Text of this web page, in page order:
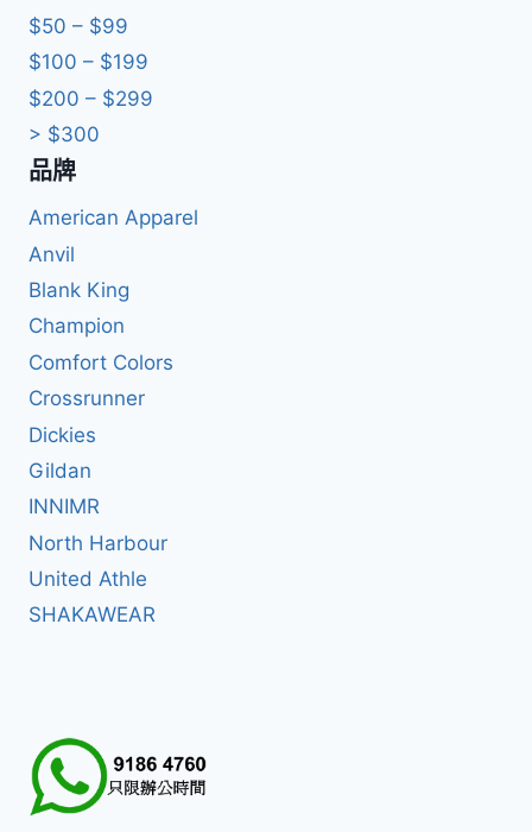
$50 – $99
$100 – $199
$200 – $299
> $300
品牌
American Apparel
Anvil
Blank King
Champion
Comfort Colors
Crossrunner
Dickies
Gildan
INNIMR
North Harbour
United Athle
SHAKAWEAR